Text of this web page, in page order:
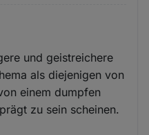
und geistreichere
als diejenigen von
einem dumpfen
zu sein scheinen.